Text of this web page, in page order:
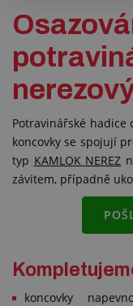
Potravinářské hadice
koncovky se spojují
typ KAMLOK NEREZ
závitem, případně
koncovky